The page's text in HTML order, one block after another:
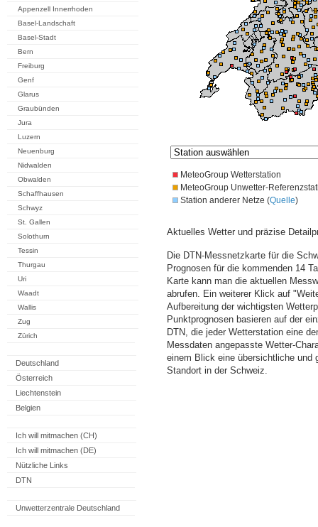
Appenzell Innerrhoden
Basel-Landschaft
Basel-Stadt
Bern
Freiburg
Genf
Glarus
Graubünden
Jura
Luzern
Neuenburg
Nidwalden
Obwalden
Schaffhausen
Schwyz
St. Gallen
Solothurn
Tessin
Thurgau
Uri
Waadt
Wallis
Zug
Zürich
Deutschland
Österreich
Liechtenstein
Belgien
Ich will mitmachen (CH)
Ich will mitmachen (DE)
Nützliche Links
DTN
Unwetterzentrale Deutschland
MeteoGroup Wetterstation
MeteoGroup Unwetter-
Station anderer Netze (Quelle)
Aktuelles Wetter und präzise
Die DTN-Messnetzkarte für die
Prognosen für die kommenden 14
Karte kann man die aktuellen
abrufen. Ein weiterer Klick auf
Aufbereitung der wichtigsten
Punktprognosen basieren auf der
DTN, die jeder Wetterstation eine
Messdaten angepasste Wetter-
einem Blick eine übersichtliche und
Standort in der Schweiz.